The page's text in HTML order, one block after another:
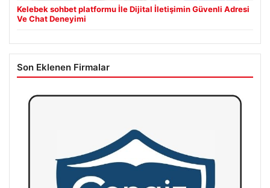
Kelebek sohbet platformu İle Dijital İletişimin Güvenli Adresi
Ve Chat Deneyimi
Son Eklenen Firmalar